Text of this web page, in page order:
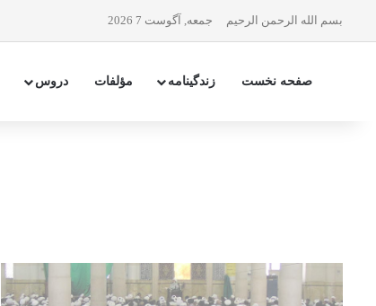
بسم الله الرحمن الرحیم جمعه, آگوست 7 2026
صفحه نخست زندگینامه مؤلفات دروس